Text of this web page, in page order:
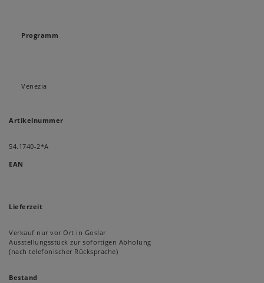
Programm
Venezia
Artikelnummer
54.1740-2*A
EAN
Lieferzeit
Verkauf nur vor Ort in Goslar
Ausstellungsstück zur sofortigen Abholung
(nach telefonischer Rücksprache)
Bestand